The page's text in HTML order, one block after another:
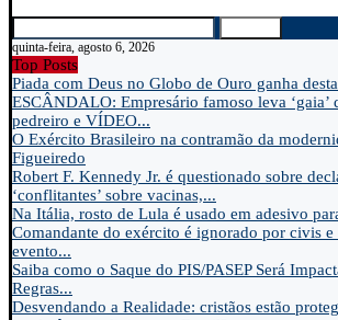
quinta-feira, agosto 6, 2026
Top Posts
Piada com Deus no Globo de Ouro ganha
ESCÂNDALO: Empresário famoso leva ‘gaia’
pedreiro e VÍDEO...
O Exército Brasileiro na contramão da
Figueiredo
Robert F. Kennedy Jr. é questionado sobre
‘conflitantes’ sobre vacinas,...
Na Itália, rosto de Lula é usado em adesivo
Comandante do exército é ignorado por civis e
evento...
Saiba como o Saque do PIS/PASEP Será
Regras...
Desvendando a Realidade: cristãos estão